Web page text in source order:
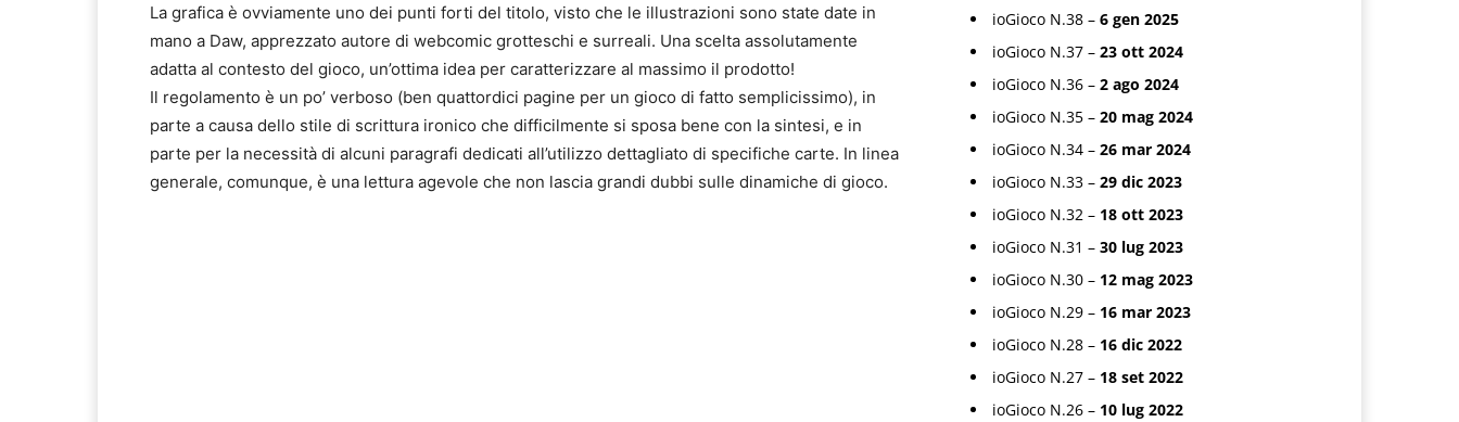
La grafica è ovviamente uno dei punti forti del titolo, visto che le illustrazioni sono state date in
mano a Daw, apprezzato autore di webcomic grotteschi e surreali. Una scelta assolutamente
adatta al contesto del gioco, un’ottima idea per caratterizzare al massimo il prodotto!
Il regolamento è un po’ verboso (ben quattordici pagine per un gioco di fatto semplicissimo), in
parte a causa dello stile di scrittura ironico che difficilmente si sposa bene con la sintesi, e in
parte per la necessità di alcuni paragrafi dedicati all’utilizzo dettagliato di specifiche carte. In linea
generale, comunque, è una lettura agevole che non lascia grandi dubbi sulle dinamiche di gioco.
ioGioco N.38 – 6 gen 2025
ioGioco N.37 – 23 ott 2024
ioGioco N.36 – 2 ago 2024
ioGioco N.35 – 20 mag 2024
ioGioco N.34 – 26 mar 2024
ioGioco N.33 – 29 dic 2023
ioGioco N.32 – 18 ott 2023
ioGioco N.31 – 30 lug 2023
ioGioco N.30 – 12 mag 2023
ioGioco N.29 – 16 mar 2023
ioGioco N.28 – 16 dic 2022
ioGioco N.27 – 18 set 2022
ioGioco N.26 – 10 lug 2022